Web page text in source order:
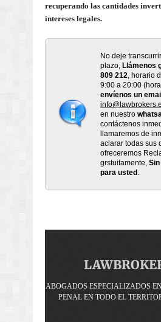
recuperando las cantidades
intereses legales.
No deje transcurrir
plazo, Llámenos
809 212, horario
9:00 a 20:00
envíenos un email
en nuestro
contáctenos
llamaremos de
aclarar todas sus
ofreceremos
grstuitamente,
para usted .
ABOGADOS ESPECIALIZADOS
PENAL EN TODO EL